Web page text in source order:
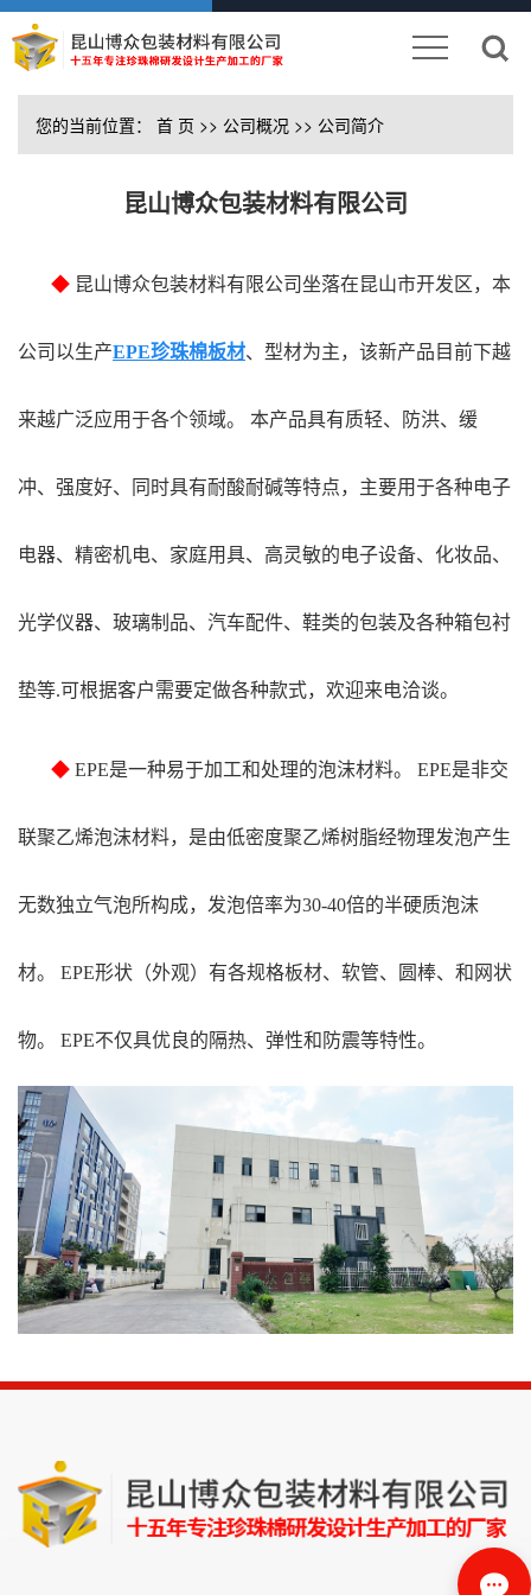
您的当前位置： 首 页 >> 公司概况 >> 公司简介
昆山博众包装材料有限公司
◆ 昆山博众包装材料有限公司坐落在昆山市开发区，本
公司以生产EPE珍珠棉板材、型材为主，该新产品目前下越
来越广泛应用于各个领域。 本产品具有质轻、防洪、缓
冲、强度好、同时具有耐酸耐碱等特点，主要用于各种电子
电器、精密机电、家庭用具、高灵敏的电子设备、化妆品、
光学仪器、玻璃制品、汽车配件、鞋类的包装及各种箱包衬
垫等.可根据客户需要定做各种款式，欢迎来电洽谈。
◆ EPE是一种易于加工和处理的泡沫材料。 EPE是非交
联聚乙烯泡沫材料，是由低密度聚乙烯树脂经物理发泡产生
无数独立气泡所构成，发泡倍率为30-40倍的半硬质泡沫
材。 EPE形状（外观）有各规格板材、软管、圆棒、和网状
物。 EPE不仅具优良的隔热、弹性和防震等特性。